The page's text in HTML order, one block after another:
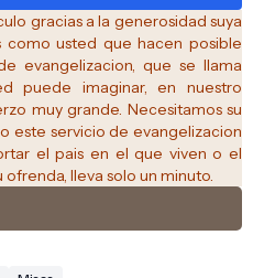
gracias a la generosidad suya
usted que hacen posible
evangelizacion, que se llama
puede imaginar, en nuestro
muy grande. Necesitamos su
este servicio de evangelizacion
el pais en el que viven o el
lleva solo un minuto.